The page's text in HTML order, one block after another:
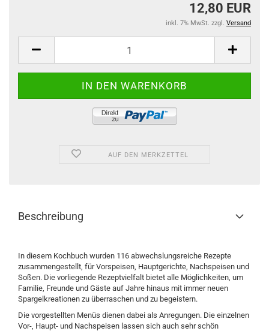
12,80 EUR
inkl. 7% MwSt. zzgl. Versand
AUF DEN MERKZETTEL
Beschreibung
In diesem Kochbuch wurden 116 abwechslungsreiche Rezepte
zusammengestellt, für Vorspeisen, Hauptgerichte, Nachspeisen und
Soßen. Die vorliegende Rezeptvielfalt bietet alle Möglichkeiten, um
Familie, Freunde und Gäste auf Jahre hinaus mit immer neuen
Spargelkreationen zu überraschen und zu begeistern.
Die vorgestellten Menüs dienen dabei als Anregungen. Die einzelnen
Vor-, Haupt- und Nachspeisen lassen sich auch sehr schön